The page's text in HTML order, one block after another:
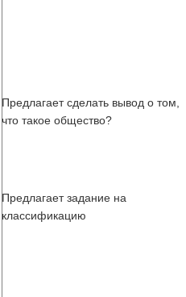
Предлагает сделать вывод о том,
что такое общество?
Предлагает задание на
классификацию